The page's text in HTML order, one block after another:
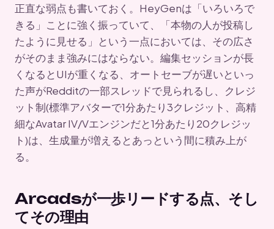
正直な弱点も書いておく。HeyGenは「いろいろで
きる」ことに強く振っていて、「本物の人が投稿し
たように見せる」という一点においては、その広さ
がそのまま強みにはならない。編集セッションが長
くなるとUIが重くなる、オートセーブが遅いといっ
た声がRedditの一部スレッドで見られるし、クレジ
ット制(標準アバターで1分あたり3クレジット、高精
細なAvatar IV/Vエンジンだと1分あたり20クレジッ
ト)は、生成量が増えるとあっという間に積み上が
る。
Arcadsが一歩リードする点、そし
てその理由